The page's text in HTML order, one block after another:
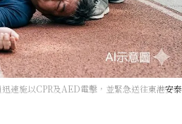
速施以CPR及AED電擊，並緊急送往東港安泰